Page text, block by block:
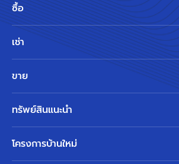
ซื้อ
เช่า
ขาย
ทรัพย์สินแนะนำ
โครงการบ้านใหม่